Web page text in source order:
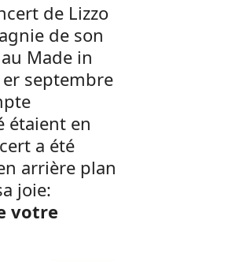
de Lizzo
de son
Made in
septembre
étaient en
a été
arrière plan
joie:
votre